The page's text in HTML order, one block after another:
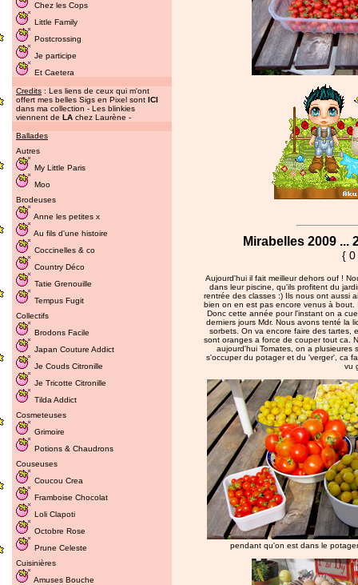
Chez les Cops
Little Family
Postcrossing
Je participe
Et Caetera
Credits : Les liens de ceux qui m'ont
offert mes belles Sigs en Pixel sont ICI
dans ma collection - Les blinkies
viennent de LA chez Laurène -
Ballades
Autres
My Little Paris
Moo
Brodeuses
Anne les petites x
Au fils d'une histoire
Coccinelles & co
Country Déco
Tatie Grenouille
Tempus Fugit
Collectifs
Brodons Facile
Japan Couture Addict
Je Couds Citronille
Je Tricotte Citronille
Tilda Addict
Cosmeteuses
Grimoire
Potions & Chaudrons
Couseuses
Coucou Crea
Framboise Chocolat
Loli Clapoti
Octobre Rose
Prune Celeste
Cuisinières
Amuses Bouche
Mirabelles 2009 ...
{ 0
Aujourd'hui il fait meilleur dehors ouf !
dans leur piscine, qu'ils profitent du
rentrée des classes :) Ils nous ont aussi
bien on en est pas encore venus à
Donc cette année pour l'instant on a
derniers jours Mdr. Nous avons tenté la
sorbets. On va encore faire des tartes,
sont oranges a force de couper tout ca.
aujourd'hui Tomates, on a plusieures
s'occuper du potager et du 'verger', ca
vu
pendant qu'on est dans le